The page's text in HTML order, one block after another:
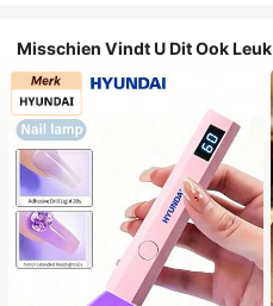
Misschien Vindt U Dit Ook Leuk